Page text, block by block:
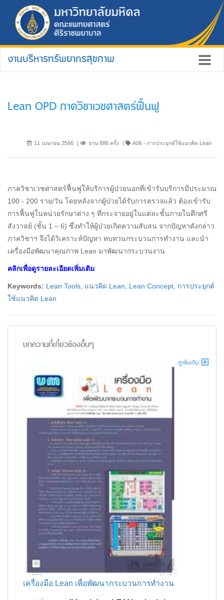
งานบริหารทรัพยากรสุขภาพ
Lean OPD ภาควิชาเวชศาสตร์ฟื้นฟู
11 เมษายน 2566 อ่าน 886 ครั้ง A06 - การประยุกต์ใช้แนวคิด Lean
ภาควิชาเวชศาสตร์ฟื้นฟูให้บริการผู้ป่วยนอกที่เข้ารับบริการมีประมาณ
100 - 200 ราย/วัน โดยหลังจากผู้ป่วยได้รับการตรวจแล้ว ต้องเข้ารับ
การฟื้นฟูในหน่วยรักษาต่าง ๆ ที่กระจายอยู่ในแต่ละชั้นภายในตึกศรี
สังวาลย์ (ชั้น 1 – 6) ซึ่งทำให้ผู้ป่วยเกิดความสับสน จากปัญหาดังกล่าว
ภาควิชาฯ จึงได้วิเคราะห์ปัญหา ทบทวนกระบวนการทํางาน และนํา
เครื่องมือพัฒนาคุณภาพ Lean มาพัฒนากระบวนงาน
คลิกเพื่อดูรายละเอียดเพิ่มเติม
Keywords: Lean Tools แนวคิด Lean Lean Concept การประยุกต์
ใช้แนวคิด Lean
บทความที่เกี่ยวข้องอื่นๆ
ดูเพิ่มเติม
เครื่องมือ Lean เพื่อพัฒนากระบวนการทำงาน